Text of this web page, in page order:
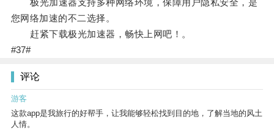
极光加速器支持多种网络环境，保障用户隐私安全，是
您网络加速的不二选择。
赶紧下载极光加速器，畅快上网吧！。
#37#
评论
游客
这款app是我旅行的好帮手，让我能够轻松找到目的地，了解当地的风土
人情。